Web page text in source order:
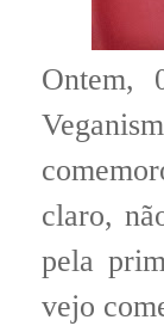
Ontem,
claro,
pela
vejo